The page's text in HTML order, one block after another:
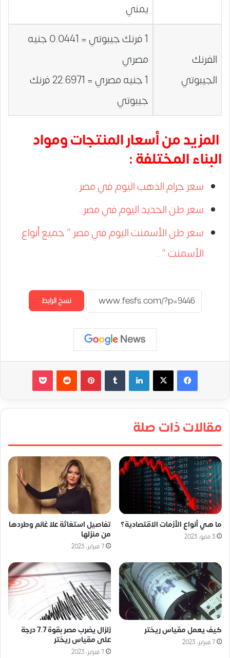
يمني
الفرنك
الجيبوتي
1 فرنك جيبوتي = 0.0441 جنيه
مصري
1 جنيه مصري = 22.6971 فرنك
جيبوتي
المزيد من أسعار المنتجات ومواد
البناء المختلفة :
سعر جرام الذهب اليوم في مصر .
سعر طن الحديد اليوم في مصر .
سعر طن الأسمنت اليوم في مصر ” جميع أنواع
الأسمنت ” .
نسخ الرابط
لينكدإن بينتيريست
مقالات ذات صلة
ما هي أنواع الأزمات الاقتصادية؟
3 مايو، 2023
تفاصيل استغاثة علا غانم وطردها
من منزلها
7 فبراير، 2023
كيف يعمل مقياس ريختر
7 فبراير، 2023
زلزال يضرب مصر بقوة 7.7 درجة
على مقياس ريختر
7 فبراير، 2023